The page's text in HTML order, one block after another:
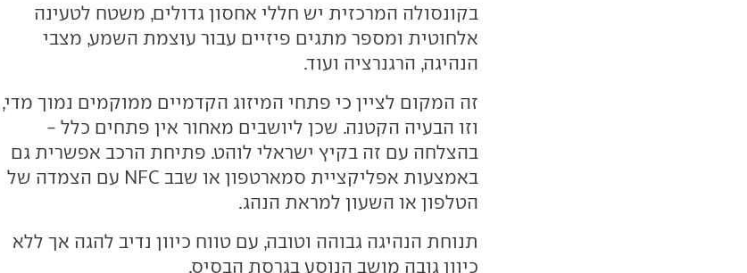
בקונסולה המרכזית יש חללי אחסון גדולים, משטח לטעינה
אלחוטית ומספר מתגים פיזיים עבור עוצמת השמע, מצבי
הנהיגה, הרגנרציה ועוד.
זה המקום לציין כי פתחי המיזוג הקדמיים ממוקמים נמוך מדי,
וזו הבעיה הקטנה. שכן ליושבים מאחור אין פתחים כלל -
בהצלחה עם זה בקיץ ישראלי לוהט. פתיחת הרכב אפשרית גם
באמצעות אפליקציית סמארטפון או שבב NFC עם הצמדה של
הטלפון או השעון למראת הנהג.
תנוחת הנהיגה גבוהה וטובה, עם טווח כיוון נדיב להגה אך ללא
כיוון גובה מושב הנוסע בגרסת הבסיס.